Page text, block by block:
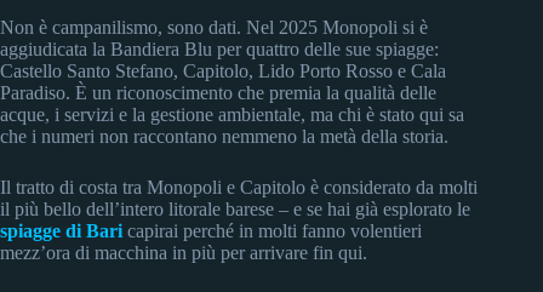
Non è campanilismo, sono dati. Nel 2025 Monopoli si è
aggiudicata la Bandiera Blu per quattro delle sue spiagge:
Castello Santo Stefano, Capitolo, Lido Porto Rosso e Cala
Paradiso. È un riconoscimento che premia la qualità delle
acque, i servizi e la gestione ambientale, ma chi è stato qui sa
che i numeri non raccontano nemmeno la metà della storia.
Il tratto di costa tra Monopoli e Capitolo è considerato da molti
il più bello dell’intero litorale barese – e se hai già esplorato le
spiagge di Bari capirai perché in molti fanno volentieri
mezz’ora di macchina in più per arrivare fin qui.